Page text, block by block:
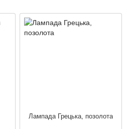
Лампада Грецька, позолота